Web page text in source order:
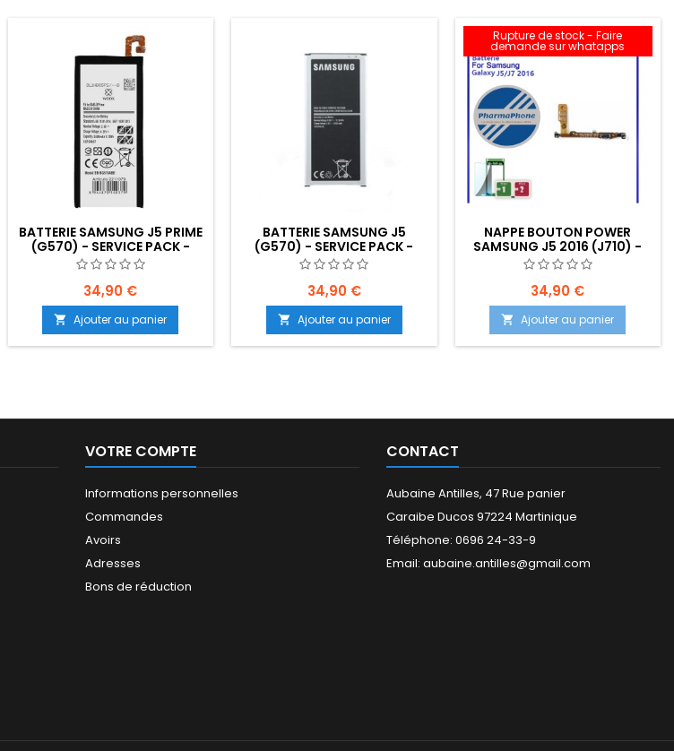
BATTERIE SAMSUNG J5 PRIME
(G570) - SERVICE PACK -
34,90 €
 Ajouter au panier
BATTERIE SAMSUNG J5
(G570) - SERVICE PACK -
34,90 €
 Ajouter au panier
Rupture de stock - Faire
demande sur whatapps
NAPPE BOUTON POWER
SAMSUNG J5 2016 (J710) -
SERVICE PACK -
34,90 €
 Ajouter au panier
VOTRE COMPTE
Informations personnelles
Commandes
Avoirs
Adresses
Bons de réduction
CONTACT
Aubaine Antilles, 47 Rue panier
Caraibe Ducos 97224 Martinique
Téléphone: 0696 24-33-9
Email: aubaine.antilles@gmail.com